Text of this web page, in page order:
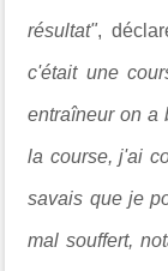
résultat",
c'était une
entraîneur on a
la course, j'ai
savais que je
mal souffert,